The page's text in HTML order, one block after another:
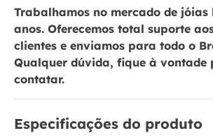
Trabalhamos no mercado de jóias
anos. Oferecemos total suporte
clientes e enviamos para todo o
Qualquer dúvida, fique à vontade
contatar.
Especificações do produto